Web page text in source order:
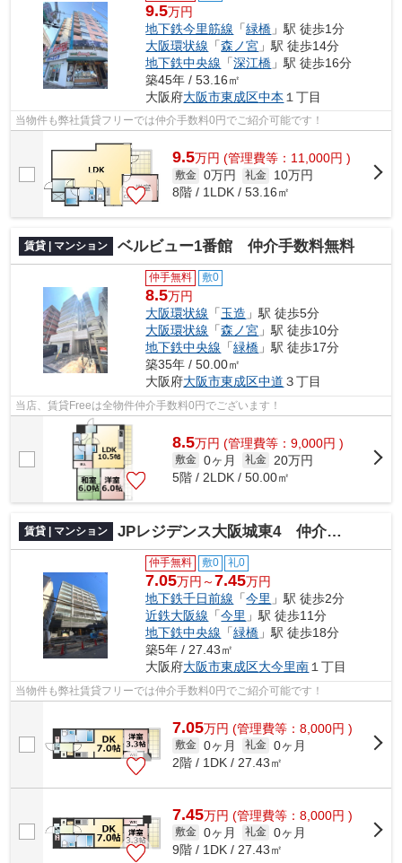
9.5万円
地下鉄今里筋線 「緑橋 」駅 徒歩1分
大阪環状線 「森ノ宮 」駅 徒歩14分
地下鉄中央線 「深江橋 」駅 徒歩16分
築45年 / 53.16㎡
大阪府大阪市東成区中本 １丁目
当物件も弊社賃貸フリーでは仲介手数料0円でご紹介可能です！
9.5万円 (管理費等：11,000円 )
敷金 0万円 礼金
10万円
8階 / 1LDK / 53.16㎡
賃貸 | マンション ベルビュー1番館 仲介手数料無料
仲手無料 敷0
8.5万円
大阪環状線 「玉造 」駅 徒歩5分
大阪環状線 「森ノ宮 」駅 徒歩10分
地下鉄中央線 「緑橋 」駅 徒歩17分
築35年 / 50.00㎡
大阪府大阪市東成区中道 ３丁目
当店、賃貸Freeは全物件仲介手数料0円でございます！
8.5万円 (管理費等：9,000円 )
敷金 0ヶ月 礼金
20万円
5階 / 2LDK / 50.00㎡
賃貸 | マンション JPレジデンス大阪城東4 仲介手数料無料
仲手無料 敷0 礼0
7.05万円～7.45万円
地下鉄千日前線 「今里 」駅 徒歩2分
近鉄大阪線 「今里 」駅 徒歩11分
地下鉄中央線 「緑橋 」駅 徒歩18分
築5年 / 27.43㎡
大阪府大阪市東成区大今里南 １丁目
当物件も弊社賃貸フリーでは仲介手数料0円でご紹介可能です！
7.05万円 (管理費等：8,000円 )
敷金 0ヶ月 礼金 0ヶ月
2階 / 1DK / 27.43㎡
7.45万円 (管理費等：8,000円 )
敷金 0ヶ月 礼金 0ヶ月
9階 / 1DK / 27.43㎡